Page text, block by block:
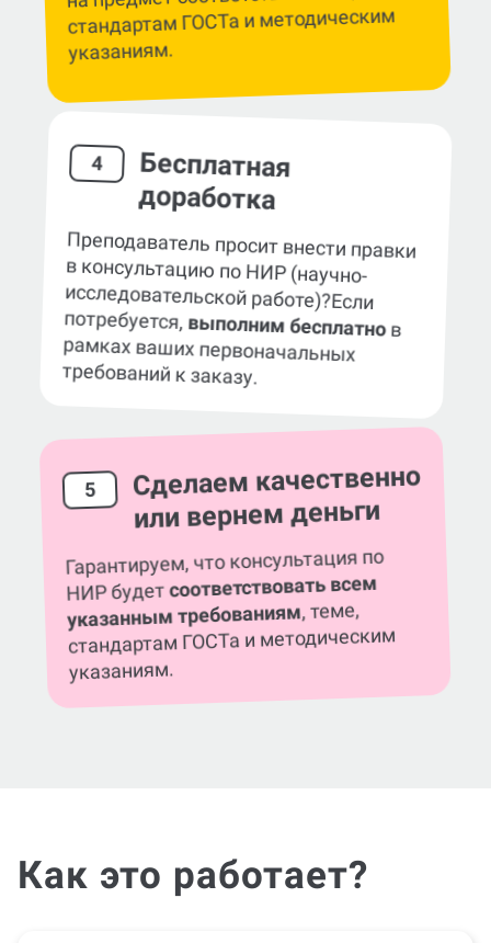
стандартам ГОСТа и методическим
указаниям.
4 Бесплатная
доработка
Преподаватель просит внести правки
в консультацию по НИР (научно-
исследовательской работе)?Если
потребуется, выполним бесплатнов
рамках ваших первоначальных
требований к заказу.
5 Сделаем качественно
или вернем деньги
Гарантируем, что консультация по
НИР будетсоответствовать всем
указанным требованиям, теме,
стандартам ГОСТа и методическим
указаниям.
Как это работает?